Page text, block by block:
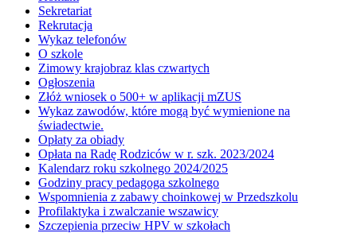
Sekretariat
Rekrutacja
Wykaz telefonów
O szkole
Zimowy krajobraz klas czwartych
Ogłoszenia
Złóż wniosek o 500+ w aplikacji mZUS
Wykaz zawodów, które mogą być wymienione na
świadectwie.
Opłaty za obiady
Opłata na Radę Rodziców w r. szk. 2023/2024
Kalendarz roku szkolnego 2024/2025
Godziny pracy pedagoga szkolnego
Wspomnienia z zabawy choinkowej w Przedszkolu
Profilaktyka i zwalczanie wszawicy
Szczepienia przeciw HPV w szkołach